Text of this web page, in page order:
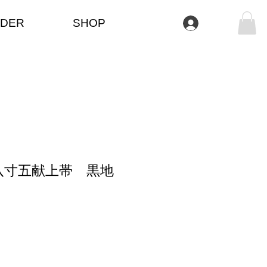
SHOP
寸五献上帯 黒地